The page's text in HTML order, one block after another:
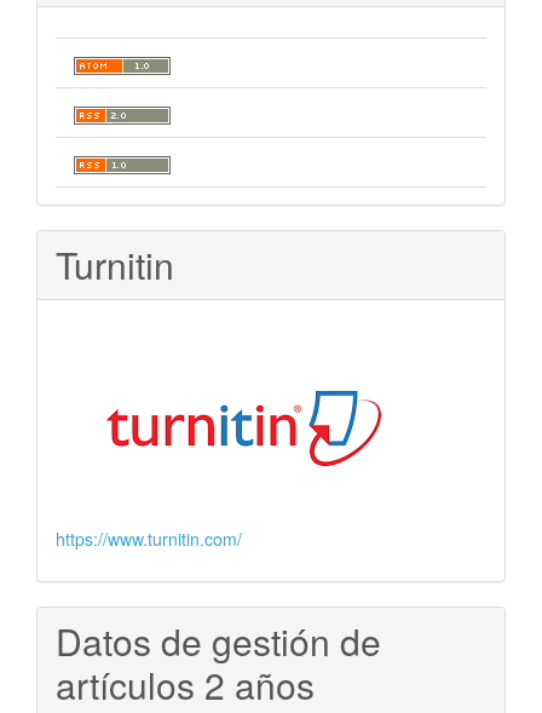
Turnitin
https://www.turnitin.com/
Datos de gestión de
artículos 2 años